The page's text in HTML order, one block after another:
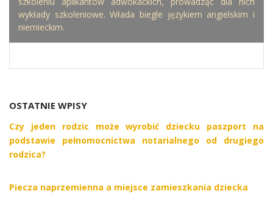
wykłady szkoleniowe. Włada biegle językiem angielskim i
niemieckim.
OSTATNIE WPISY
Czy jeden rodzic może wyrobić dziecku paszport na
podstawie pełnomocnictwa notarialnego od drugiego
rodzica?
Piecza naprzemienna a miejsce zamieszkania dziecka